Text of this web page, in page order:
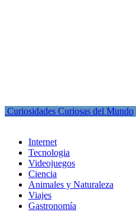
Curiosidades Curiosas del Mundo
Internet
Tecnologia
Videojuegos
Ciencia
Animales y Naturaleza
Viajes
Gastronomía